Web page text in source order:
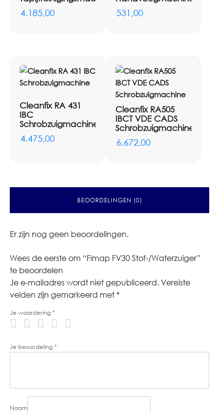
4.185,00 531,00
Cleanfix RA 431
IBC
Schrobzuigmachine
4.475,00
Cleanfix RA505
IBCT VDE CADS
Schrobzuigmachine
6.672,00
BEOORDELINGEN (0)
Er zijn nog geen beoordelingen.
Wees de eerste om “Fimap FV30 Stof-/Waterzuiger”
te beoordelen
Je e-mailadres wordt niet gepubliceerd.Vereiste
velden zijn gemarkeerd met *
Je waardering*
Je beoordeling*
Naam